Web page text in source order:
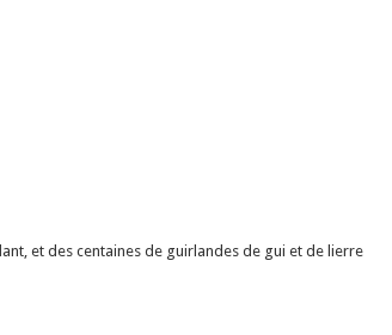
et des centaines de guirlandes de gui et de lierre